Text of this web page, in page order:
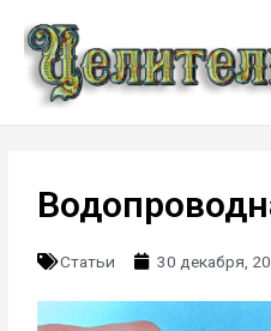
Статьи 30 декабря,